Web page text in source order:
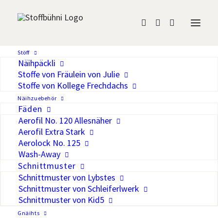
Stöff
Näihpäckli
Stoffe von Fräulein von Julie
Stoffe von Kollege Frechdachs
Näihzuebehör
Fäden
Aerofil No. 120 Allesnäher
Aerofil Extra Stark
Aerolock No. 125
Wash-Away
Schnittmuster
Schnittmuster von Lybstes
Schnittmuster von Schleiferlwerk
Schnittmuster von Kid5
Gnäihts
CHF13.00/Meter
Auf die Wunschliste
Breite
Material
95% Baumwolle, 5% Spandex
Zertifizierung